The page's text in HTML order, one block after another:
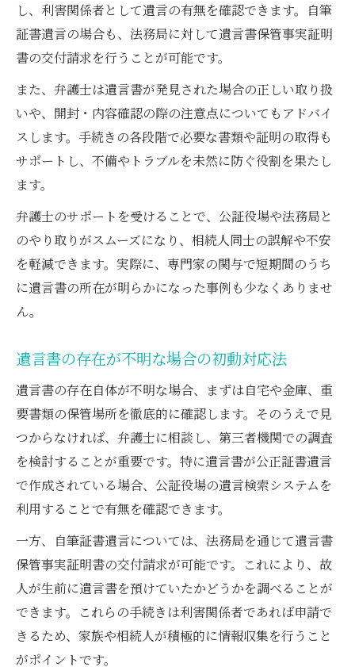
遺言書保管場所が不明な場合の確認方法
弁護士が教える遺言書の保管場所確認手順
遺言書保管場所を調べるときの弁護士の役
割
法務局を利用した遺言書保管場所の調査法
遺言書の存在証明と弁護士のサポート方法
弁護士に依頼する場合の確認ポイントを紹
し、利害関係者として遺言の有無を確認できます。自筆
証書遺言の場合も、法務局に対して遺言書保管事実証明
書の交付請求を行うことが可能です。
また、弁護士は遺言書が発見された場合の正しい取り扱
いや、開封・内容確認の際の注意点についてもアドバイ
スします。手続きの各段階で必要な書類や証明の取得も
サポートし、不備やトラブルを未然に防ぐ役割を果たし
ます。
弁護士のサポートを受けることで、公証役場や法務局と
のやり取りがスムーズになり、相続人同士の誤解や不安
を軽減できます。実際に、専門家の関与で短期間のうち
に遺言書の所在が明らかになった事例も少なくありませ
ん。
遺言書の存在が不明な場合の初動対応法
遺言書の存在自体が不明な場合、まずは自宅や金庫、重
要書類の保管場所を徹底的に確認します。そのうえで見
つからなければ、弁護士に相談し、第三者機関での調査
を検討することが重要です。特に遺言書が公正証書遺言
で作成されている場合、公証役場の遺言検索システムを
利用することで有無を確認できます。
一方、自筆証書遺言については、法務局を通じて遺言書
保管事実証明書の交付請求が可能です。これにより、故
人が生前に遺言書を預けていたかどうかを調べることが
できます。これらの手続きは利害関係者であれば申請で
きるため、家族や相続人が積極的に情報収集を行うこと
がポイントです。